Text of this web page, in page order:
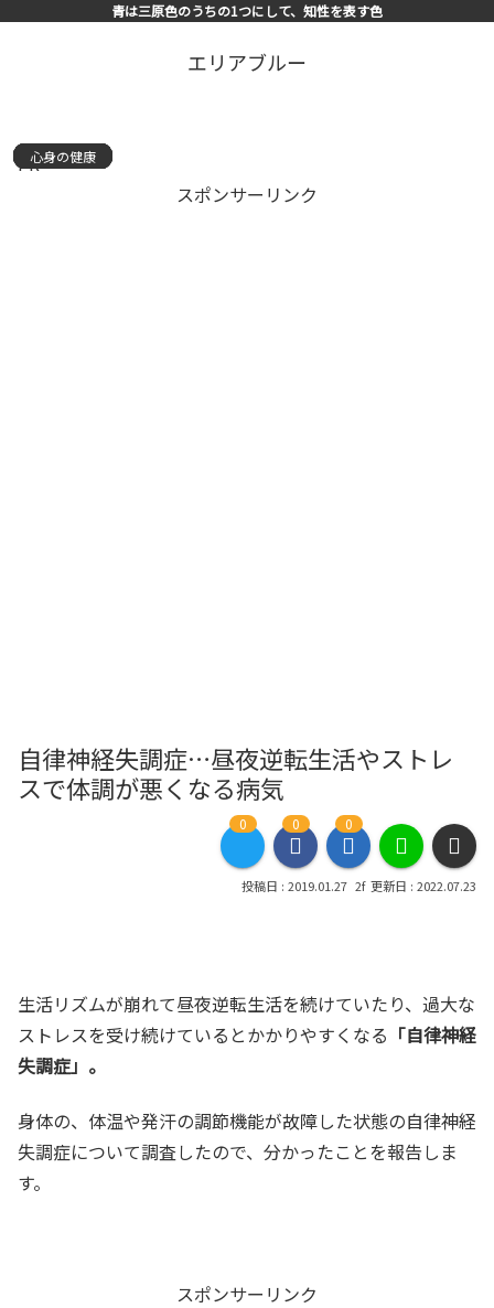
青は三原色のうちの1つにして、知性を表す色
エリアブルー
PR
スポンサーリンク
自律神経失調症…昼夜逆転生活やストレ
スで体調が悪くなる病気
0 0 0
2019.01.27 2022.07.23
生活リズムが崩れて昼夜逆転生活を続けていたり、過大な
ストレスを受け続けているとかかりやすくなる 「自律神経
失調症」。
身体の、体温や発汗の調節機能が故障した状態の自律神経
失調症について調査したので、分かったことを報告しま
す。
スポンサーリンク
心身の健康
心身の健康
心身の健康
心身の健康
心身の健康
心身の健康
心身の健康
心身の健康
心身の健康
心身の健康
心身の健康
心身の健康
心身の健康
心身の健康
心身の健康